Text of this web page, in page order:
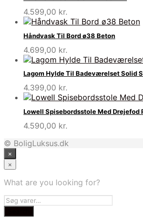
4.599,00 kr.
Håndvask Til Bord ø38 Beton
4.699,00 kr.
Lagom Hylde Til Badeværelset Solid
4.399,00 kr.
Lowell Spisebordsstole Med Drejefod
4.590,00 kr.
© BoligLuksus.dk
×
×
What are you looking for?